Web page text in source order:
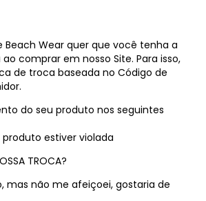
Beach Wear quer que você tenha a
comprar em nosso Site. Para isso,
de troca baseada no Código de
do seu produto nos seguintes
estiver violada
TROCA?
mas não me afeiçoei, gostaria de